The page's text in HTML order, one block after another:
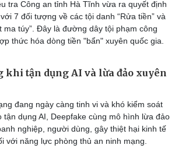
tra Công an tỉnh Hà Tĩnh vừa ra quyết định
7 đối tượng về các tội danh “Rửa tiền” và
túy”. Đây là đường dây tội phạm công
thức hóa dòng tiền "bẩn" xuyên quốc gia.
khi tận dụng AI và lừa đảo xuyên
đang ngày càng tinh vi và khó kiểm soát
dụng AI, Deepfake cùng mô hình lừa đảo
nghiệp, người dùng, gây thiệt hại kinh tế
với năng lực phòng thủ an ninh mạng.